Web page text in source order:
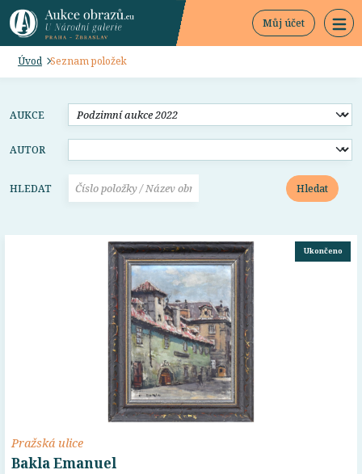
Můj účet
Úvod Seznam položek
AUKCE
AUTOR
HLEDAT Hledat
Ukončeno
Pražská ulice
Bakla Emanuel